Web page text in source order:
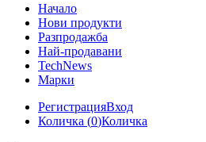
Начало
Нови продукти
Разпродажба
Най-продавани
TechNews
Марки
РегистрацияВход
Количка (0)Количка